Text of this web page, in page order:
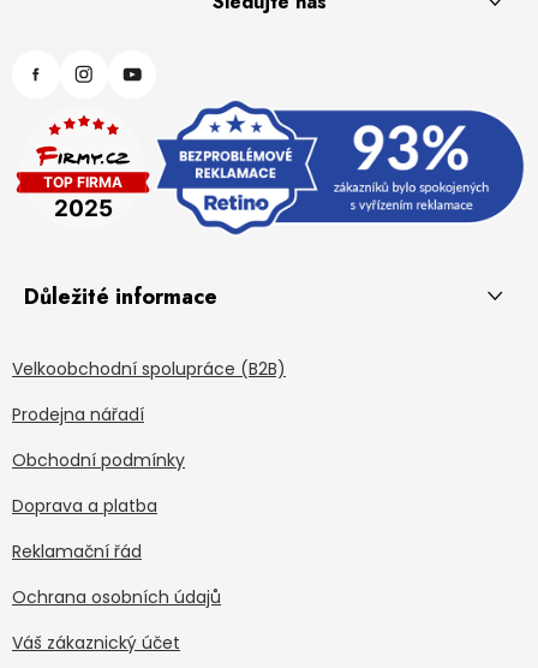
Důležité informace
Velkoobchodní spolupráce (B2B)
Prodejna nářadí
Obchodní podmínky
Doprava a platba
Reklamační řád
Ochrana osobních údajů
Váš zákaznický účet